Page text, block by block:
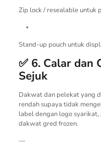
Zip lock / resealable untuk
Stand-up pouch untuk
✅ 6. Calar dan
Sejuk
Dakwat dan pelekat yang
rendah supaya tidak
label dengan logo
dakwat gred frozen.
—